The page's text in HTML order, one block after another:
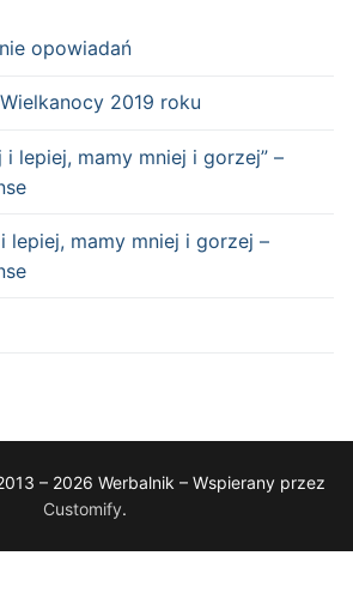
opowiadań
2019 roku
i lepiej, mamy mniej i gorzej” –
lepiej, mamy mniej i gorzej –
– 2026 Werbalnik – Wspierany przez
Customify.